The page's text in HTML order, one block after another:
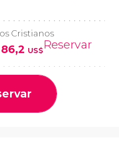
Cristianos
86,2 US$Reservar